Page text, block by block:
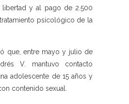
y al pago de 2.500
psicológico de la
que, entre mayo y julio de
V. mantuvo contacto
adolescente de 15 años y
contenido sexual.